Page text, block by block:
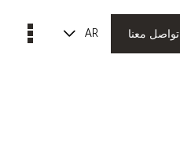
تواصل معنا AR